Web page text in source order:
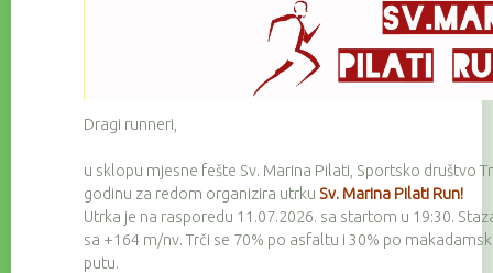
Dragi runneri,
u sklopu mjesne fešte Sv. Marina Pilati, Sportsko društvo
godinu za redom organizira utrku Sv. Marina Pilati Run!
Utrka je na rasporedu 11.07.2026. sa startom u 19:30.
sa +164 m/nv. Trči se 70% po asfaltu i 30% po
putu.